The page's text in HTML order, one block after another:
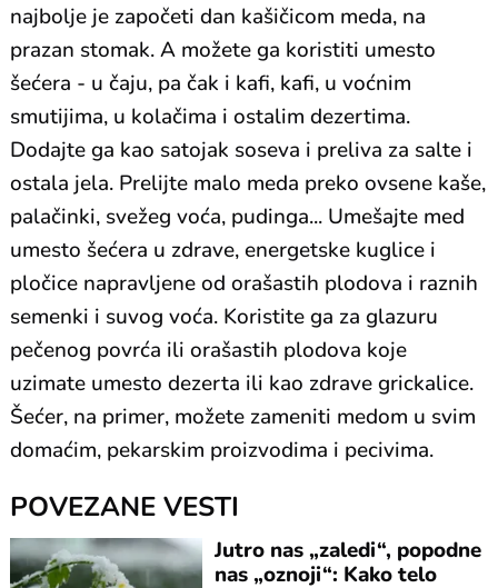
najbolje je započeti dan kašičicom meda, na
prazan stomak. A možete ga koristiti umesto
šećera - u čaju, pa čak i kafi, kafi, u voćnim
smutijima, u kolačima i ostalim dezertima.
Dodajte ga kao satojak soseva i preliva za salte i
ostala jela. Prelijte malo meda preko ovsene kaše,
palačinki, svežeg voća, pudinga... Umešajte med
umesto šećera u zdrave, energetske kuglice i
pločice napravljene od orašastih plodova i raznih
semenki i suvog voća. Koristite ga za glazuru
pečenog povrća ili orašastih plodova koje
uzimate umesto dezerta ili kao zdrave grickalice.
Šećer, na primer, možete zameniti medom u svim
domaćim, pekarskim proizvodima i pecivima.
POVEZANE VESTI
Jutro nas „zaledi“, popodne
nas „oznoji“: Kako telo